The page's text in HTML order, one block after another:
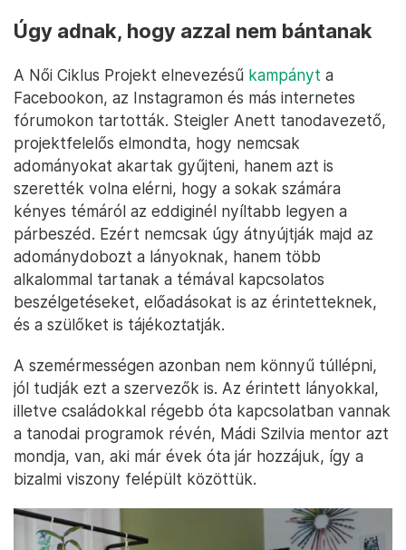
Úgy adnak, hogy azzal nem bántanak
A Női Ciklus Projekt elnevezésű kampányt a
Facebookon, az Instagramon és más internetes
fórumokon tartották. Steigler Anett tanodavezető,
projektfelelős elmondta, hogy nemcsak
adományokat akartak gyűjteni, hanem azt is
szerették volna elérni, hogy a sokak számára
kényes témáról az eddiginél nyíltabb legyen a
párbeszéd. Ezért nemcsak úgy átnyújtják majd az
adománydobozt a lányoknak, hanem több
alkalommal tartanak a témával kapcsolatos
beszélgetéseket, előadásokat is az érintetteknek,
és a szülőket is tájékoztatják.
A szemérmességen azonban nem könnyű túllépni,
jól tudják ezt a szervezők is. Az érintett lányokkal,
illetve családokkal régebb óta kapcsolatban vannak
a tanodai programok révén, Mádi Szilvia mentor azt
mondja, van, aki már évek óta jár hozzájuk, így a
bizalmi viszony felépült közöttük.